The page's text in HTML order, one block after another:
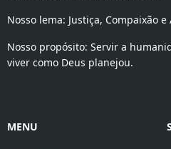
Nosso lema: Justiça, Compaixão e
Nosso propósito: Servir a
viver como Deus planejou.
MENU